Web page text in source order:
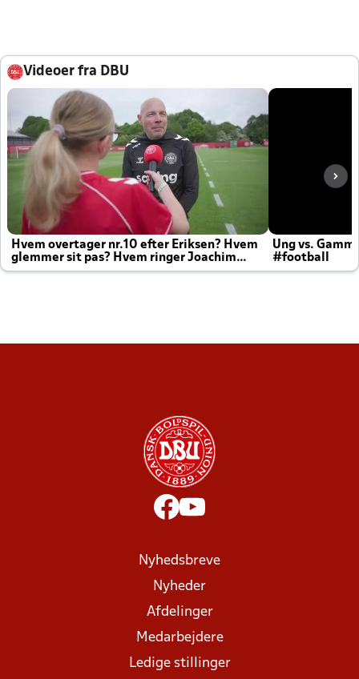
Videoer fra DBU
Hvem overtager nr.10 efter Eriksen? Hvem
glemmer sit pas? Hvem ringer Joachim
altid til efter kampe?
Ung vs.
#football
Nyhedsbreve
Nyheder
Afdelinger
Medarbejdere
Ledige stillinger